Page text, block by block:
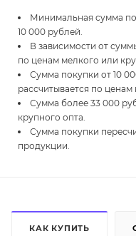
Минимальная сумма
10 000 рублей.
В зависимости от
по ценам мелкого или
Сумма покупки от 10
рассчитывается по ценам
Сумма более 33 000
крупного опта.
Сумма покупки
продукции.
КАК КУПИТЬ